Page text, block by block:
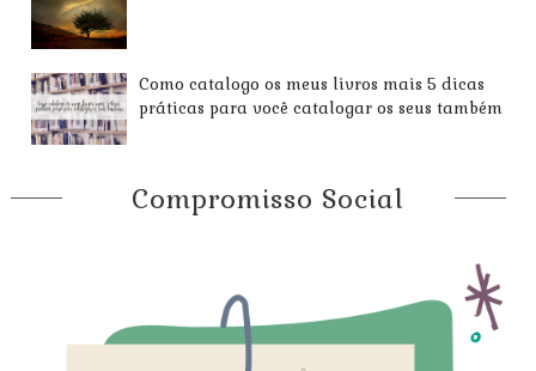
Como catalogo os meus livros mais 5 dicas
práticas para você catalogar os seus também
Compromisso Social